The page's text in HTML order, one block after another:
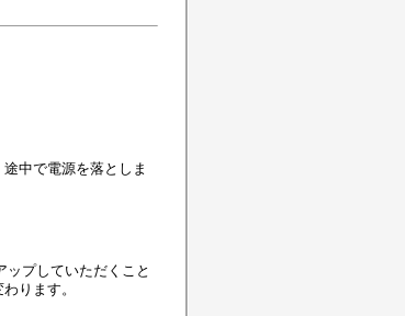
中で電源を落としま
ップしていただくこと
ります。